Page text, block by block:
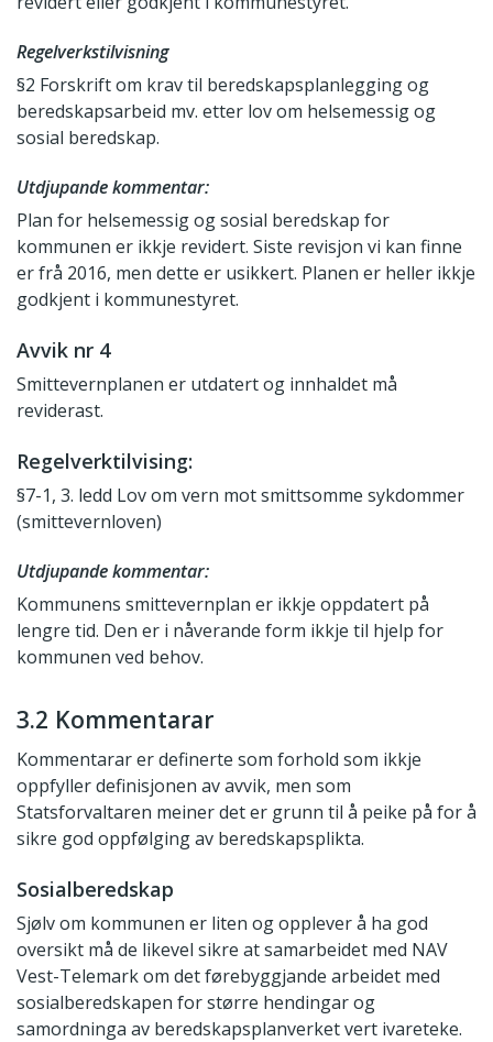
Regelverkstilvisning
§2 Forskrift om krav til beredskapsplanlegging og
beredskapsarbeid mv. etter lov om helsemessig og
sosial beredskap.
Utdjupande kommentar:
Plan for helsemessig og sosial beredskap for
kommunen er ikkje revidert. Siste revisjon vi kan finne
er frå 2016, men dette er usikkert. Planen er heller ikkje
godkjent i kommunestyret.
Avvik nr 4
Smittevernplanen er utdatert og innhaldet må
reviderast.
Regelverktilvising:
§7-1, 3. ledd Lov om vern mot smittsomme sykdommer
(smittevernloven)
Utdjupande kommentar:
Kommunens smittevernplan er ikkje oppdatert på
lengre tid. Den er i nåverande form ikkje til hjelp for
kommunen ved behov.
3.2 Kommentarar
Kommentarar er definerte som forhold som ikkje
oppfyller definisjonen av avvik, men som
Statsforvaltaren meiner det er grunn til å peike på for å
sikre god oppfølging av beredskapsplikta.
Sosialberedskap
Sjølv om kommunen er liten og opplever å ha god
oversikt må de likevel sikre at samarbeidet med NAV
Vest-Telemark om det førebyggjande arbeidet med
sosialberedskapen for større hendingar og
samordninga av beredskapsplanverket vert ivareteke.